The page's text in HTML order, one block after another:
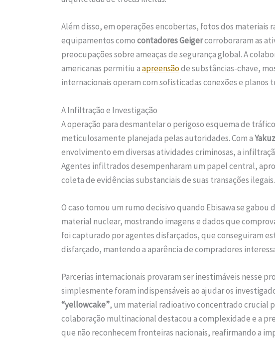
Além disso, em operações encobertas, fotos dos materiais
equipamentos comocontadores Geigercorroboraram as
preocupações sobre ameaças de segurança global. A
americanas permitiu aapreensãode substâncias-chave,
internacionais operam com sofisticadas conexões e planos
A Infiltração e Investigação
A operação para desmantelar o perigoso esquema de
meticulosamente planejada pelas autoridades. Com a
envolvimento em diversas atividades criminosas, a
Agentes infiltrados desempenharam um papel central,
coleta de evidências substanciais de suas transações ilegais.
O caso tomou um rumo decisivo quando Ebisawa se gabou
material nuclear, mostrando imagens e dados que
foi capturado por agentes disfarçados, que conseguiram
disfarçado, mantendo a aparência de compradores
Parcerias internacionais provaram ser inestimáveis nesse
simplesmente foram indispensáveis ao ajudar os
“yellowcake”, um material radioativo concentrado crucial
colaboração multinacional destacou a complexidade e a
que não reconhecem fronteiras nacionais, reafirmando a